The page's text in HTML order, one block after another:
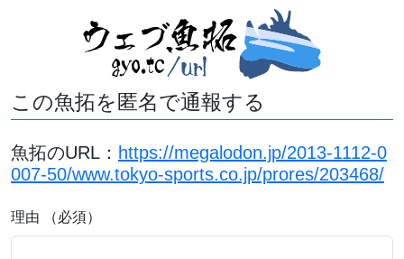
この魚拓を匿名で通報する
魚拓のURL： https://megalodon.jp/2013-1112-0
007-50/www.tokyo-sports.co.jp/prores/203468/
理由 （必須）